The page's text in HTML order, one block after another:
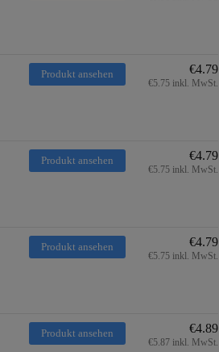
Produkt ansehen €4.79
€5.75 inkl. MwSt.
Produkt ansehen €4.79
€5.75 inkl. MwSt.
Produkt ansehen €4.79
€5.75 inkl. MwSt.
Produkt ansehen €4.89
€5.87 inkl. MwSt.